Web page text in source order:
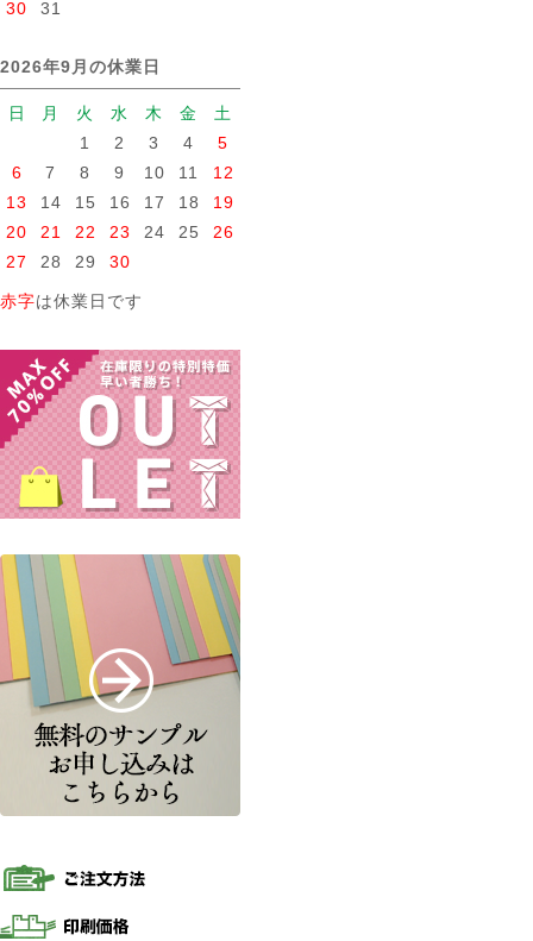
30 31
2026年9月の休業日
日 月 火 水 木 金
土
1
2 3 4
5
6
7 8 9 10 11
12
13
14 15 16 17 18
19
20
21 22 23 24 25
26
27
28 29 30
赤字は休業日です